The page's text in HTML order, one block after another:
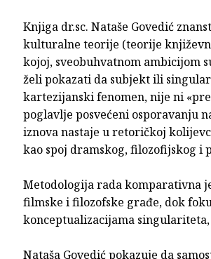
Knjiga dr.sc. Nataše Govedić
kulturalne teorije (teorije
kojoj, sveobuhvatnom ambicijom
želi pokazati da subjekt ili
kartezijanski fenomen, nije ni
poglavlje posvećeni osporavanju
iznova nastaje u retoričkoj
kao spoj dramskog, filozofijskog i
Metodologija rada komparativna
filmske i filozofske građe, dok
konceptualizacijama
Nataša Govedić pokazuje da